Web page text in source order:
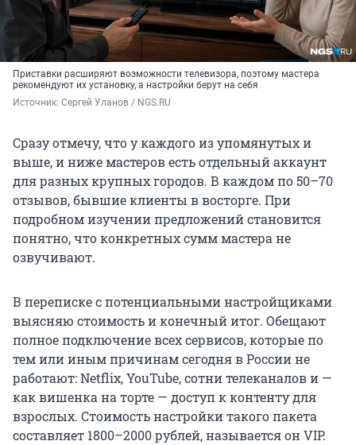
Приставки расширяют возможности телевизора, поэтому мастера
рекомендуют их установку, а настройки берут на себя
Источник: Сергей Уланов / NGS.RU
Сразу отмечу, что у каждого из упомянутых и
выше, и ниже мастеров есть отдельный аккаунт
для разных крупных городов. В каждом по 50–70
отзывов, бывшие клиенты в восторге. При
подробном изучении предложений становится
понятно, что конкретных сумм мастера не
озвучивают.
В переписке с потенциальными настройщиками
выясняю стоимость и конечный итог. Обещают
полное подключение всех сервисов, которые по
тем или иным причинам сегодня в России не
работают: Netflix, YouTube, сотни телеканалов и —
как вишенка на торте — доступ к контенту для
взрослых. Стоимость настройки такого пакета
составляет 1800–2000 рублей, называется он VIP.